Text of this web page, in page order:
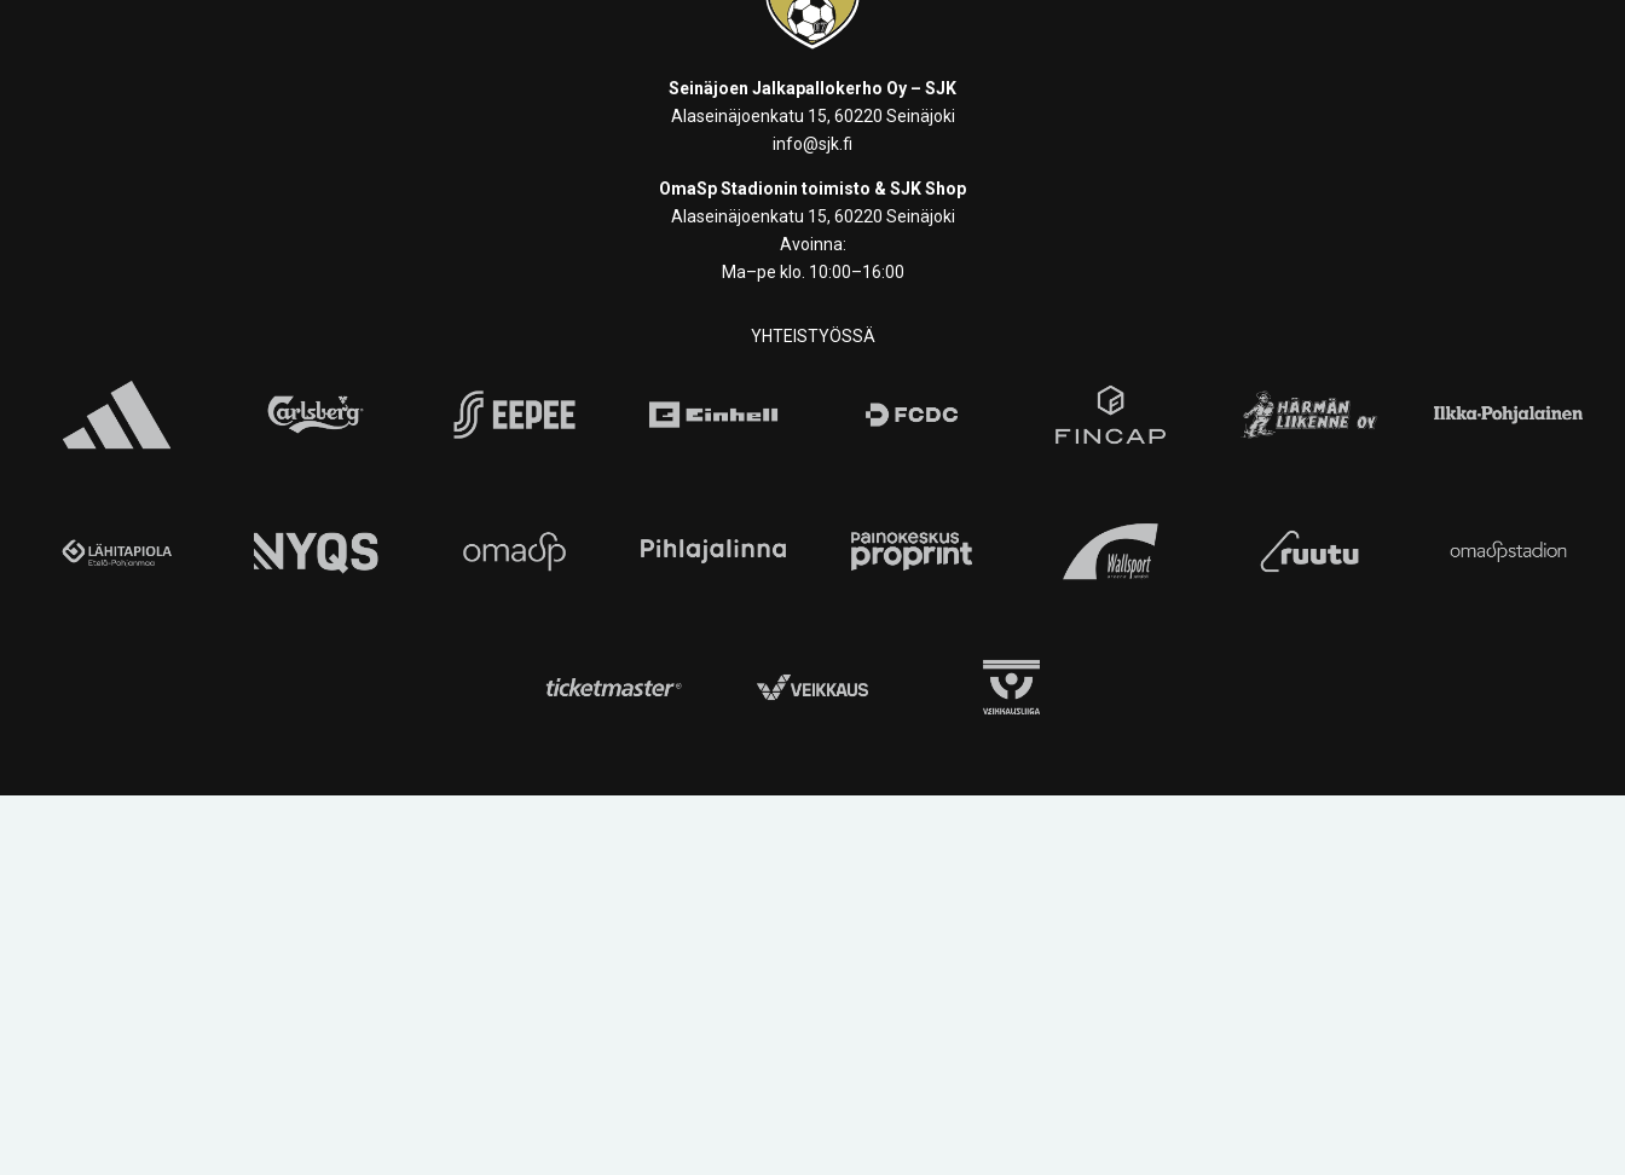
Seinäjoen Jalkapallokerho Oy – SJK
Alaseinäjoenkatu 15, 60220 Seinäjoki
info@sjk.fi
OmaSp Stadionin toimisto & SJK Shop
Alaseinäjoenkatu 15, 60220 Seinäjoki
Avoinna:
Ma–pe klo. 10:00–16:00
YHTEISTYÖSSÄ